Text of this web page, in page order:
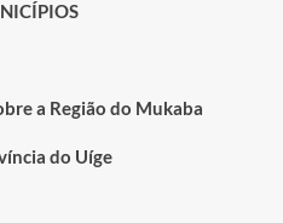
a Região do Mukaba
do Uíge